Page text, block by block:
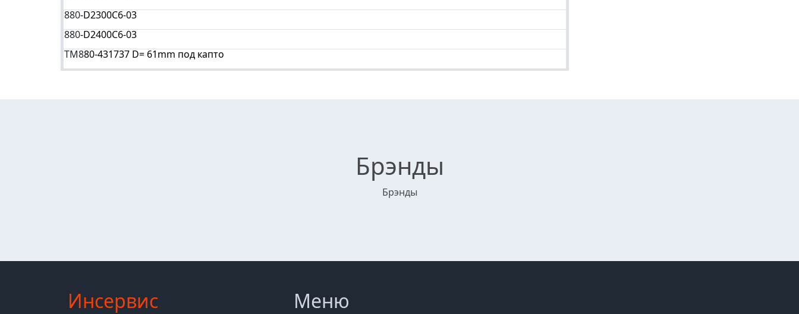
880-D2300C6-03
880-D2400C6-03
TM880-431737 D= 61mm под капто
Брэнды
Брэнды
Инсервис Меню